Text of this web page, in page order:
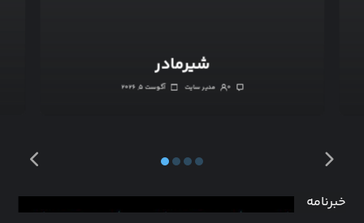
شیرمادر
آگوست ۵, ۲۰۲۶ مدیر سایت ۰
خبرنامه